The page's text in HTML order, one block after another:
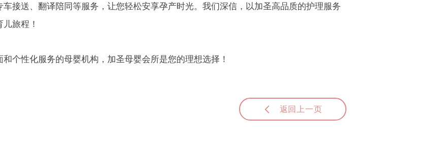
接送、翻译陪同等服务，让您轻松安享孕产时光。我们深信，以加圣高品质的护理服务
旅程！
个性化服务的母婴机构，加圣母婴会所是您的理想选择！
返回上一页